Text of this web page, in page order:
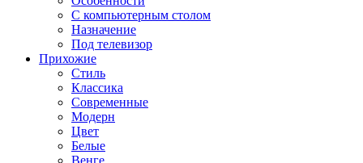
С компьютерным столом
Назначение
Под телевизор
Прихожие
Стиль
Классика
Современные
Модерн
Цвет
Белые
Венге